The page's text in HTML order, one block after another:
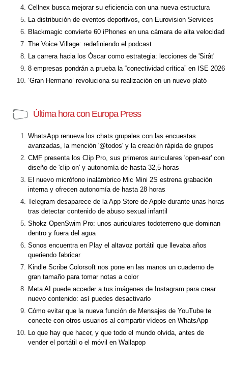
Cellnex busca mejorar su eficiencia con una nueva estructura
La distribución de eventos deportivos, con Eurovision Services
Blackmagic convierte 60 iPhones en una cámara de alta velocidad
The Voice Village: redefiniendo el podcast
La carrera hacia los Óscar como estrategia: lecciones de 'Sirât'
8 empresas pondrán a prueba la “conectividad crítica” en ISE 2026
‘Gran Hermano’ revoluciona su realización en un nuevo plató
Última hora con Europa Press
WhatsApp renueva los chats grupales con las encuestas
avanzadas, la mención '@todos' y la creación rápida de grupos
CMF presenta los Clip Pro, sus primeros auriculares 'open-ear' con
diseño de 'clip on' y autonomía de hasta 32,5 horas
El nuevo micrófono inalámbrico Mic Mini 2S estrena grabación
interna y ofrecen autonomía de hasta 28 horas
Telegram desaparece de la App Store de Apple durante unas horas
tras detectar contenido de abuso sexual infantil
Shokz OpenSwim Pro: unos auriculares todoterreno que dominan
dentro y fuera del agua
Sonos encuentra en Play el altavoz portátil que llevaba años
queriendo fabricar
Kindle Scribe Colorsoft nos pone en las manos un cuaderno de
gran tamaño para tomar notas a color
Meta AI puede acceder a tus imágenes de Instagram para crear
nuevo contenido: así puedes desactivarlo
Cómo evitar que la nueva función de Mensajes de YouTube te
conecte con otros usuarios al compartir vídeos en WhatsApp
Lo que hay que hacer, y que todo el mundo olvida, antes de
vender el portátil o el móvil en Wallapop